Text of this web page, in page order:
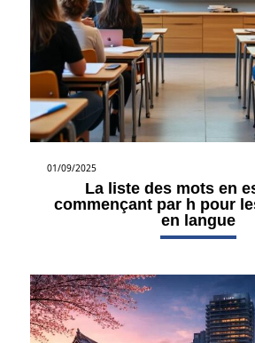
01/09/2025
La liste des mots en
commençant par h pour
en langue